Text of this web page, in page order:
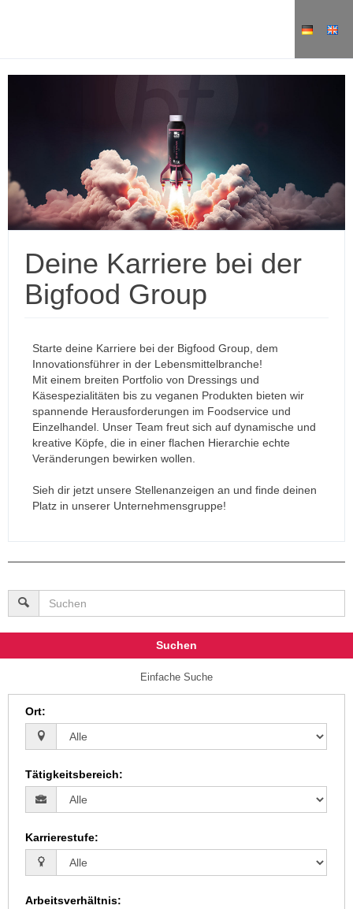
Deine Karriere bei der
Bigfood Group
Starte deine Karriere bei der Bigfood Group, dem
Innovationsführer in der Lebensmittelbranche!
Mit einem breiten Portfolio von Dressings und
Käsespezialitäten bis zu veganen Produkten bieten wir
spannende Herausforderungen im Foodservice und
Einzelhandel. Unser Team freut sich auf dynamische und
kreative Köpfe, die in einer flachen Hierarchie echte
Veränderungen bewirken wollen.
Sieh dir jetzt unsere Stellenanzeigen an und finde deinen
Platz in unserer Unternehmensgruppe!
Suchen
Einfache Suche
Ort:
Tätigkeitsbereich:
Karrierestufe:
Arbeitsverhältnis: